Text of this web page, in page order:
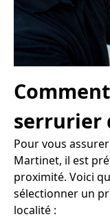
serrurier
Pour vous
Martinet, il est
proximité. Voici
sélectionner un
localité :